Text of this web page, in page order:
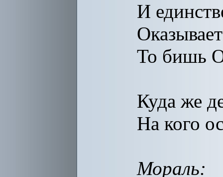
И
То бишь
Куда же
На кого
Мораль: